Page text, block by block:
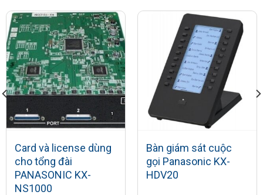
Card và license dùng
cho tổng đài
PANASONIC KX-
NS1000
Bàn giám sát cuộc
gọi Panasonic KX-
HDV20